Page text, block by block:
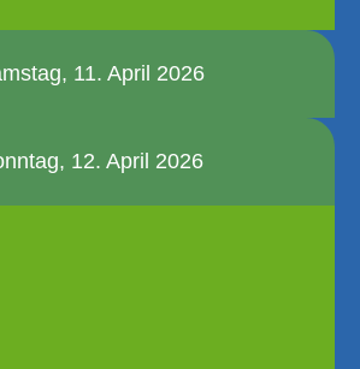
11. April 2026
12. April 2026